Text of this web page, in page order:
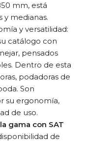
mm, está
y medianas.
y versatilidad:
catálogo con
pensados
Dentro de esta
podadoras de
Son
su ergonomía,
de uso.
gama con SAT
de